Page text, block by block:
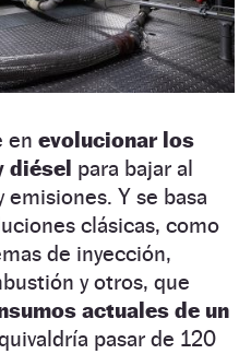
en evolucionar los
diésel para bajar al
Y se basa
clásicas, como
de inyección,
y otros, que
actuales de un
pasar de 120